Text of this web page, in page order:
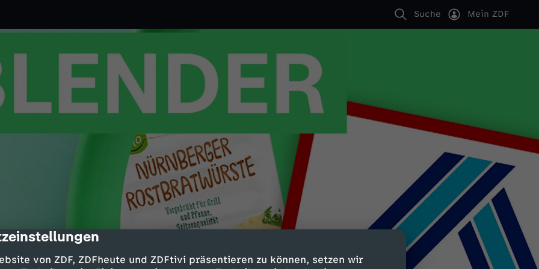
von ZDF, ZDFheute und ZDFtivi präsentieren zu können, setzen wir
Suche Mein ZDF
ZDF
bei höchster Qualität.